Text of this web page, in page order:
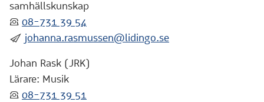
samhällskunskap
:telefon: 08-731 39 54
:skicka: johanna.rasmussen@lidingo.se
Johan Rask (JRK)
Lärare: Musik
:telefon: 08-731 39 51